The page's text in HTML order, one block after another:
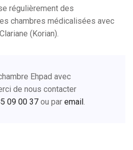
régulièrement des
chambres médicalisées avec
(Korian).
Ehpad avec
de nous contacter
09 00 37 ou par email.